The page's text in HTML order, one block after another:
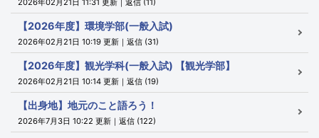
2026年02月21日 11:31 更新｜返信 (11)
【2026年度】環境学部(一般入試)
2026年02月21日 10:19 更新｜返信 (31)
【2026年度】観光学科(一般入試) 【観光学部】
2026年02月21日 10:14 更新｜返信 (19)
【出身地】地元のこと語ろう！
2026年7月3日 10:22 更新｜返信 (122)